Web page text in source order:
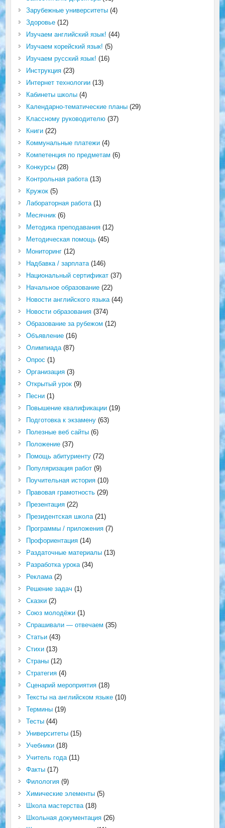
Зарубежные университеты(4)
Здоровье(12)
Изучаем английский язык! (44)
Изучаем корейский язык! (5)
Изучаем русский язык! (16)
Инструкция(23)
Интернет технологии(13)
Кабинеты школы(4)
Календарно-тематические планы(29)
Классному руководителю(37)
Книги(22)
Коммунальные платежи(4)
Компетенция по предметам (6)
Конкурсы(28)
Контрольная работа(13)
Кружок(5)
Лабораторная работа(1)
Месячник(6)
Методика преподавания(12)
Методическая помощь(45)
Мониторинг(12)
Надбавка / зарплата(146)
Национальный сертификат(37)
Начальное образование(22)
Новости английского языка(44)
Новости образования(374)
Образование за рубежом (12)
Объявление(16)
Олимпиада(87)
Опрос (1)
Организация(3)
Открытый урок(9)
Песни(1)
Повышение квалификации(19)
Подготовка к экзамену(63)
Полезные веб сайты(6)
Положение(37)
Помощь абитуриенту(72)
Популяризация работ(9)
Поучительная история(10)
Правовая грамотность(29)
Презентация(22)
Президентская школа(21)
Программы / приложения(7)
Профориентация(14)
Раздаточные материалы(13)
Разработка урока(34)
Реклама(2)
Решение задач (1)
Сказки(2)
Союз молодёжи(1)
Спрашивали — отвечаем (35)
Статьи(43)
Стихи(13)
Страны(12)
Стратегия(4)
Сценарий мероприятия(18)
Тексты на английском языке(10)
Термины(19)
Тесты(44)
Университеты(15)
Учебники(18)
Учитель года(11)
Факты(17)
Филология(9)
Химические элементы(5)
Школа мастерства(18)
Школьная документация(26)